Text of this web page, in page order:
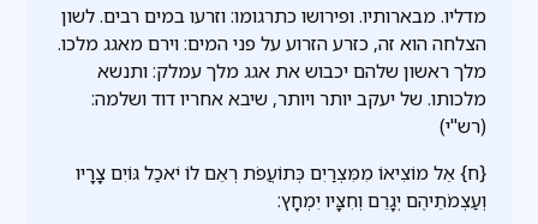
מדליו. מבארותיו. ופירושו כתרגומו: וזרעו במים רבים. לשון
הצלחה הוא זה, כזרע הזרוע על פני המים: וירם מאגג מלכו.
מלך ראשון שלהם יכבוש את אגג מלך עמלק: ותנשא
מלכותו. של יעקב יותר ויותר, שיבא אחריו דוד ושלמה:
(רש"י)
{ח} אֵל מוֹצִיאוֹ מִמִּצְרַיִם כְּתוֹעֲפֹת רְאֵם לוֹ יֹאכַל גּוֹיִם צָרָיו
וְעַצְמֹתֵיהֶם יְגָרֵם וְחִצָּיו יִמְחָץ: